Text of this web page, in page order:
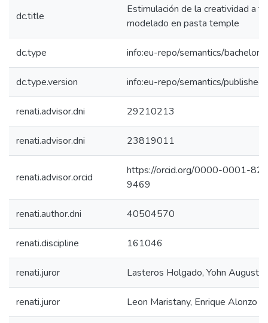
dc.title
Estimulación de la creatividad a
modelado en pasta temple
dc.type info:eu-repo/semantics/
dc.type.version info:eu-repo/semantics/
renati.advisor.dni 29210213
renati.advisor.dni 23819011
renati.advisor.orcid
https://orcid.org/0000-0001-
9469
renati.author.dni 40504570
renati.discipline 161046
renati.juror Lasteros Holgado, Yohn Augusto
renati.juror Leon Maristany, Enrique Alonzo